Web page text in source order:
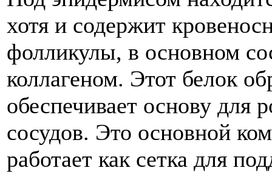
хотя и содержит
фолликулы, в основном
коллагеном. Этот белок
обеспечивает основу для
сосудов. Это основной
работает как сетка для